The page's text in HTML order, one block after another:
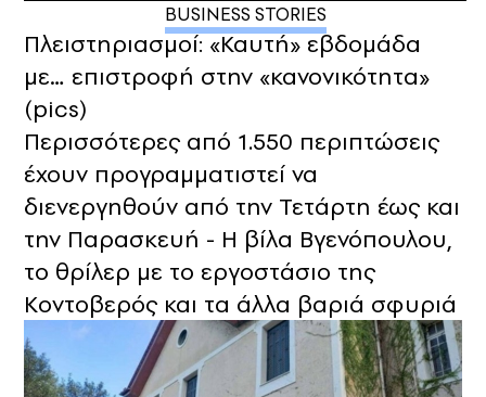
BUSINESS STORIES
Πλειστηριασμοί: «Καυτή» εβδομάδα
με… επιστροφή στην «κανονικότητα»
(pics)
Περισσότερες από 1.550 περιπτώσεις
έχουν προγραμματιστεί να
διενεργηθούν από την Τετάρτη έως και
την Παρασκευή - Η βίλα Βγενόπουλου,
το θρίλερ με το εργοστάσιο της
Κοντοβερός και τα άλλα βαριά σφυριά